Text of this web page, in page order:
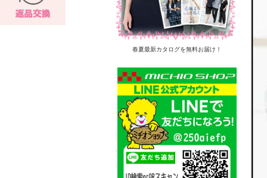
春夏最新カタログを無料お届け！